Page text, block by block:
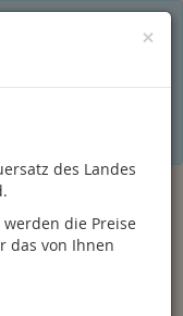
die Session-
des
nicht
×
des Landes
die Preise
das von Ihnen